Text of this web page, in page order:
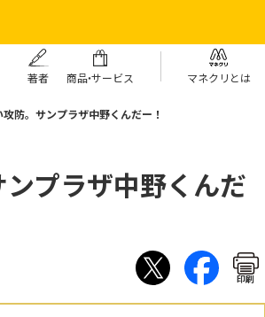
著者 商品・サービス マネクリとは
防。サンプラザ中野くんだー！
プラザ中野くんだ
印刷